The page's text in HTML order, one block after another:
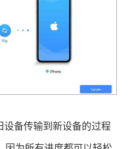
备传输到新设备的过程